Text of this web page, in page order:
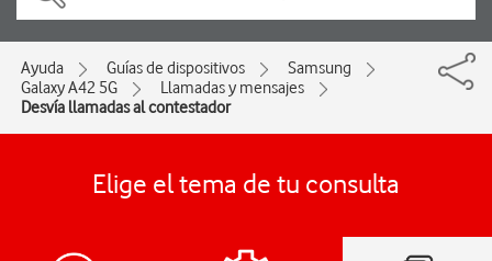
Ayuda Guías de dispositivos
Samsung
Galaxy A42 5G
Llamadas y mensajes
Desvía llamadas al contestador
Elige el tema de tu consulta